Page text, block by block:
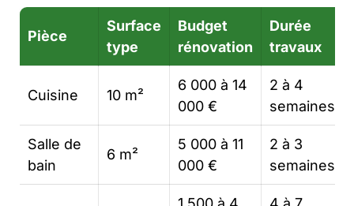
Pièce
Surface
type
Budget
rénovation
Durée
travaux
Cuisine 10 m²
6 000 à 14
000 €
2 à 4
semaines
Salle de
bain
6 m²
5 000 à 11
000 €
2 à 3
semaines